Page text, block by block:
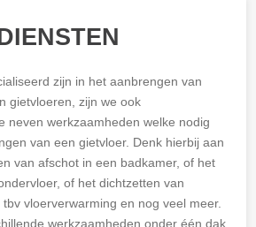
zijn in het aanbrengen van
gietvloeren, zijn we ook
neven werkzaamheden welke nodig
van een gietvloer. Denk hierbij aan
van afschot in een badkamer, of het
of het dichtzetten van
vloerverwarming en nog veel meer.
werkzaamheden onder één dak